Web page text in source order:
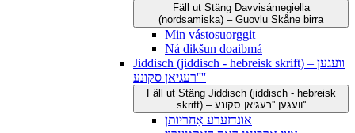
Fäll ut Stäng Davvisámegiella
(nordsamiska) – Guovlu Skåne birra
Min vástosuorggit
Ná dikšun doaibmá
Jiddisch (jiddisch - hebreisk skrift) – וועגען
''רעגיאן סקונע''
Fäll ut Stäng Jiddisch (jiddisch - hebreisk
skrift) – וועגען ''רעגיאן סקונע''
אונדזערע אַחריותן